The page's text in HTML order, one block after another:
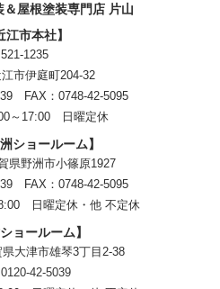
屋根塗装専門店 片山
江市本社】
1235
市伊庭町204-32
FAX：0748-42-5095
～17:00 日曜定休
ショールーム】
県野洲市小篠原1927
FAX：0748-42-5095
日曜定休・他 不定休
ョールーム】
大津市雄琴3丁目2-38
0120-42-5039